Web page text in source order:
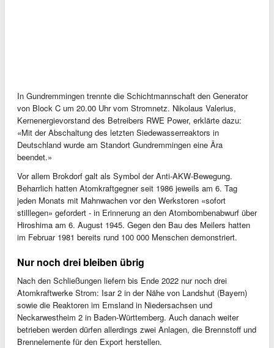
In Gundremmingen trennte die Schichtmannschaft den Generator
von Block C um 20.00 Uhr vom Stromnetz. Nikolaus Valerius,
Kernenergievorstand des Betreibers RWE Power, erklärte dazu:
«Mit der Abschaltung des letzten Siedewasserreaktors in
Deutschland wurde am Standort Gundremmingen eine Ära
beendet.»
Vor allem Brokdorf galt als Symbol der Anti-AKW-Bewegung.
Beharrlich hatten Atomkraftgegner seit 1986 jeweils am 6. Tag
jeden Monats mit Mahnwachen vor den Werkstoren «sofort
stilllegen» gefordert - in Erinnerung an den Atombombenabwurf über
Hiroshima am 6. August 1945. Gegen den Bau des Meilers hatten
im Februar 1981 bereits rund 100 000 Menschen demonstriert.
Nur noch drei bleiben übrig
Nach den Schließungen liefern bis Ende 2022 nur noch drei
Atomkraftwerke Strom: Isar 2 in der Nähe von Landshut (Bayern)
sowie die Reaktoren im Emsland in Niedersachsen und
Neckarwestheim 2 in Baden-Württemberg. Auch danach weiter
betrieben werden dürfen allerdings zwei Anlagen, die Brennstoff und
Brennelemente für den Export herstellen.